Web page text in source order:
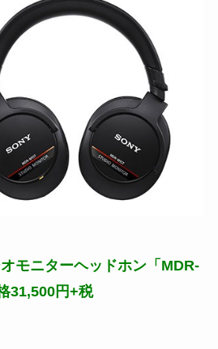
モニターヘッドホン「MDR-
31,500円+税